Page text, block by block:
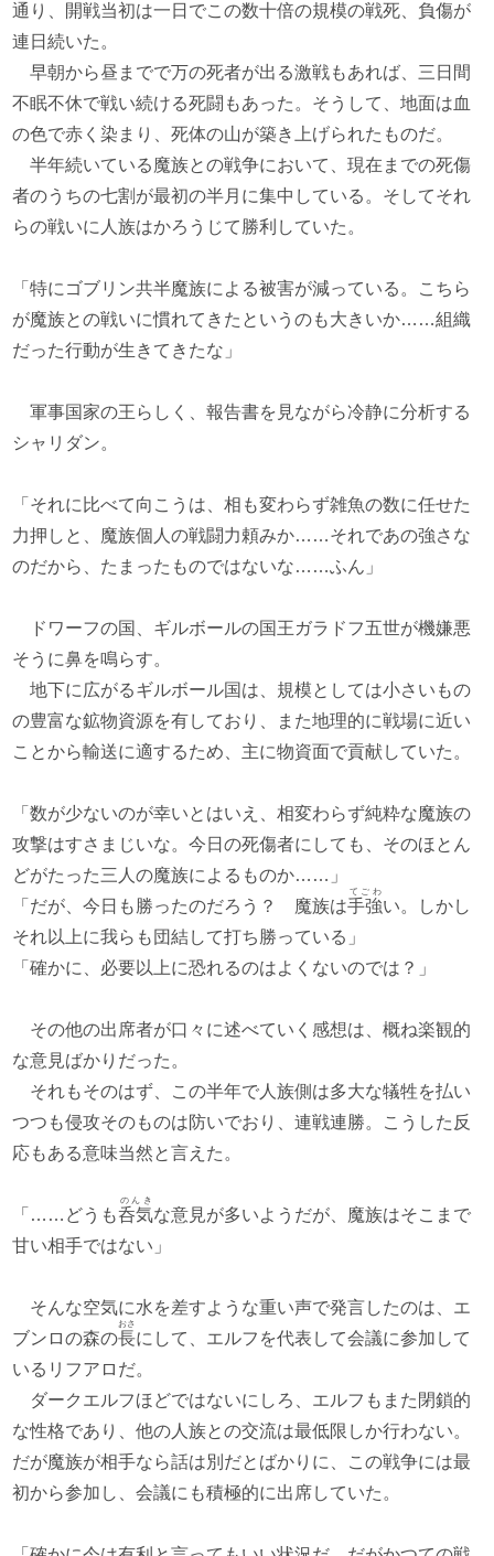
通り、開戦当初は一日でこの数十倍の規模の戦死、負傷が
連日続いた。
早朝から昼までで万の死者が出る激戦もあれば、三日間
不眠不休で戦い続ける死闘もあった。そうして、地面は血
の色で赤く染まり、死体の山が築き上げられたものだ。
半年続いている魔族との戦争において、現在までの死傷
者のうちの七割が最初の半月に集中している。そしてそれ
らの戦いに人族はかろうじて勝利していた。
「特にゴブリン共半魔族による被害が減っている。こちら
が魔族との戦いに慣れてきたというのも大きいか……組織
だった行動が生きてきたな」
軍事国家の王らしく、報告書を見ながら冷静に分析する
シャリダン。
「それに比べて向こうは、相も変わらず雑魚の数に任せた
力押しと、魔族個人の戦闘力頼みか……それであの強さな
のだから、たまったものではないな……ふん」
ドワーフの国、ギルボールの国王ガラドフ五世が機嫌悪
そうに鼻を鳴らす。
地下に広がるギルボール国は、規模としては小さいもの
の豊富な鉱物資源を有しており、また地理的に戦場に近い
ことから輸送に適するため、主に物資面で貢献していた。
「数が少ないのが幸いとはいえ、相変わらず純粋な魔族の
攻撃はすさまじいな。今日の死傷者にしても、そのほとん
どがたった三人の魔族によるものか……」
「だが、今日も勝ったのだろう？ 魔族は手強
てごわ
い。しかし
それ以上に我らも団結して打ち勝っている」
「確かに、必要以上に恐れるのはよくないのでは？」
その他の出席者が口々に述べていく感想は、概ね楽観的
な意見ばかりだった。
それもそのはず、この半年で人族側は多大な犠牲を払い
つつも侵攻そのものは防いでおり、連戦連勝。こうした反
応もある意味当然と言えた。
「……どうも呑気
のんき
な意見が多いようだが、魔族はそこまで
甘い相手ではない」
そんな空気に水を差すような重い声で発言したのは、エ
ブンロの森の長
おさ
にして、エルフを代表して会議に参加して
いるリフアロだ。
ダークエルフほどではないにしろ、エルフもまた閉鎖的
な性格であり、他の人族との交流は最低限しか行わない。
だが魔族が相手なら話は別だとばかりに、この戦争には最
初から参加し、会議にも積極的に出席していた。